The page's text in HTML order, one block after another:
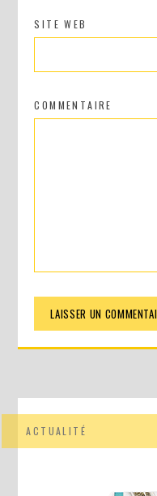
SITE WEB
COMMENTAIRE
ACTUALITÉ